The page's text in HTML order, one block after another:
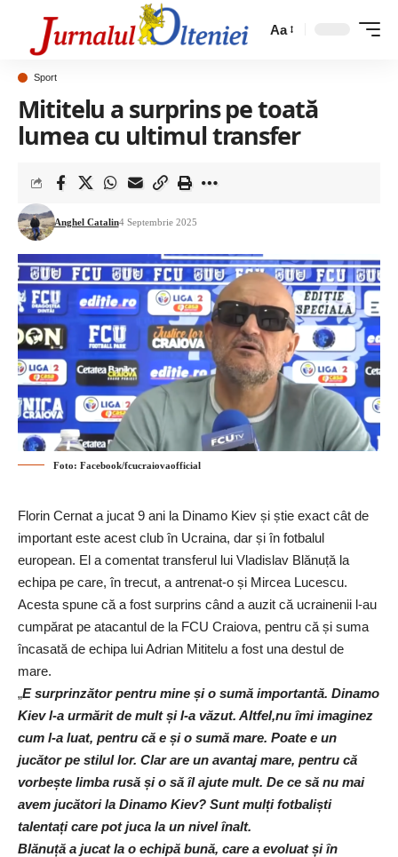
Aa
Sport
Mititelu a surprins pe toată
lumea cu ultimul transfer
Anghel Catalin4 Septembrie 2025
Foto: Facebook/fcucraiovaofficial
Florin Cernat a jucat 9 ani la Dinamo Kiev și știe exact cât de
important este acest club în Ucraina, dar și în fotbalul
european. El a comentat transferul lui Vladislav Blănuță la
echipa pe care, în trecut, a antrenat-o și Mircea Lucescu.
Acesta spune că a fost surprins când a auzit că ucrainenii l-au
cumpărat pe atacantul de la FCU Craiova, pentru că și suma
încasată de echipa lui Adrian Mititelu a fost una destul de
mare.
„E surprinzător pentru mine și o sumă importantă. Dinamo
Kiev l-a urmărit de mult și l-a văzut. Altfel,nu îmi imaginez
cum l-a luat, pentru că e și o sumă mare. Poate e un
jucător pe stilul lor. Clar are un avantaj mare, pentru că
vorbește limba rusă și o să îl ajute mult. De ce să nu mai
avem jucători la Dinamo Kiev? Sunt mulți fotbaliști
talentați care pot juca la un nivel înalt.
Blănuță a jucat la o echipă bună, care a evoluat și în